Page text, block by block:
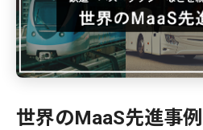
世界のMaaS先進事